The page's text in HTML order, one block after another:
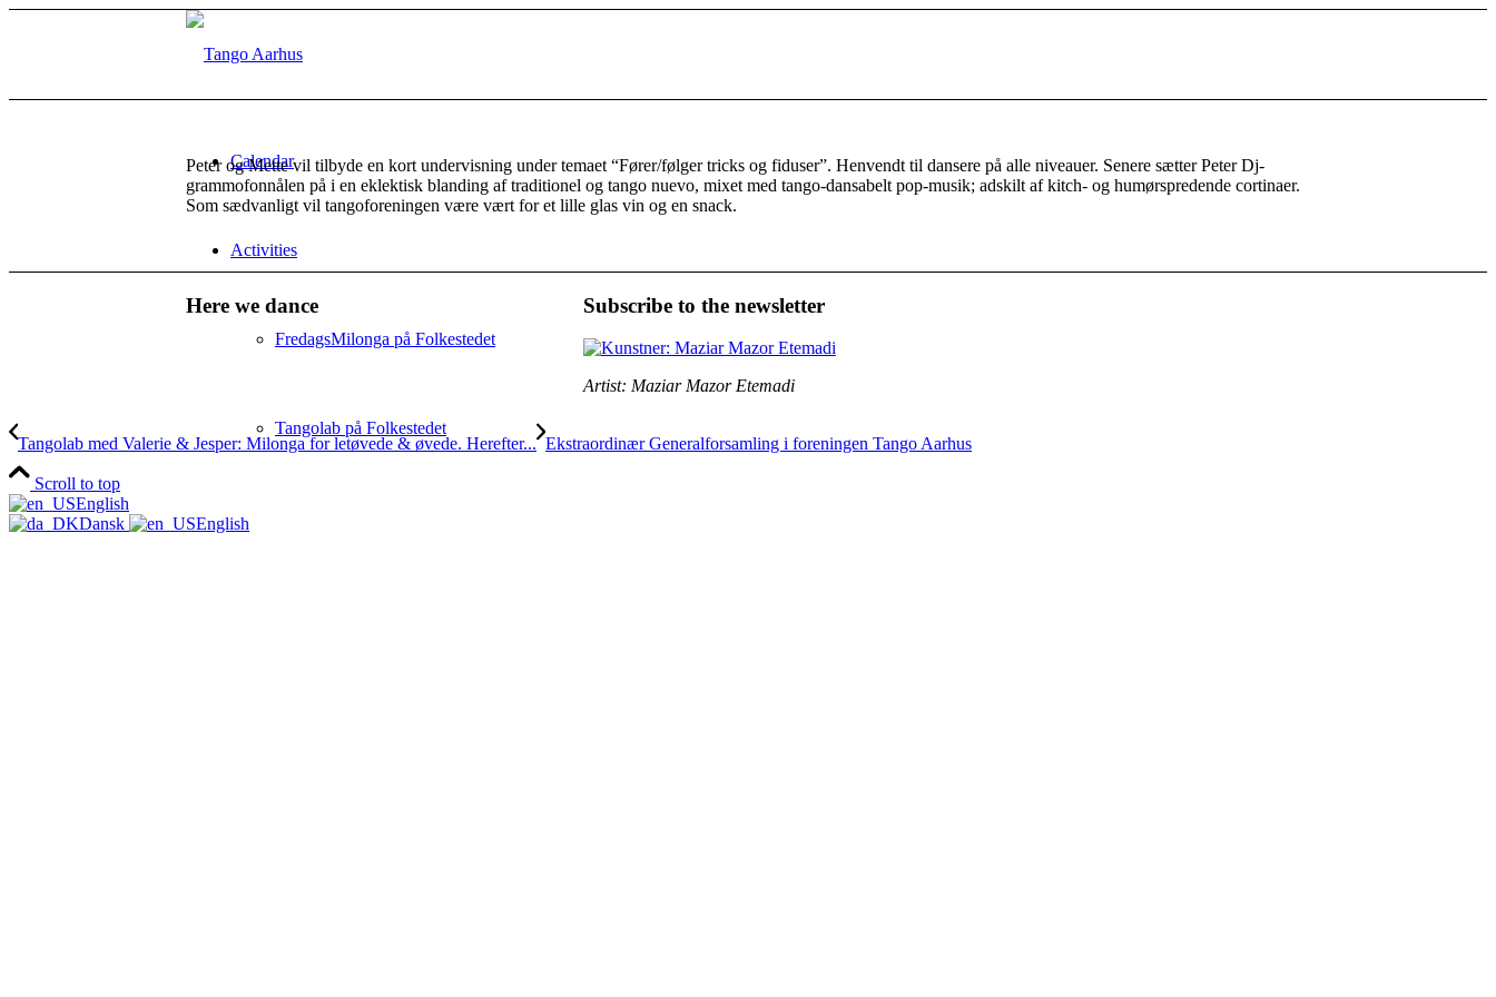
Calendar
Activities
FredagsMilonga på Folkestedet
Tangolab på Folkestedet
Peter og Mette vil tilbyde en kort undervisning under temaet “Fører/følger tricks og fiduser”. Henvendt til dansere på alle niveauer. Senere sætter Peter Dj-
grammofonnålen på i en eklektisk blanding af traditionel og tango nuevo, mixet med tango-dansabelt pop-musik; adskilt af kitch- og humørspredende cortinaer.
Som sædvanligt vil tangoforeningen være vært for et lille glas vin og en snack.
Here we dance Subscribe to the newsletter
Artist: Maziar Mazor Etemadi
Tangolab med Valerie & Jesper: Milonga for letøvede & øvede. Herefter... Ekstraordinær Generalforsamling i foreningen Tango Aarhus
Scroll to top
English
Dansk
English